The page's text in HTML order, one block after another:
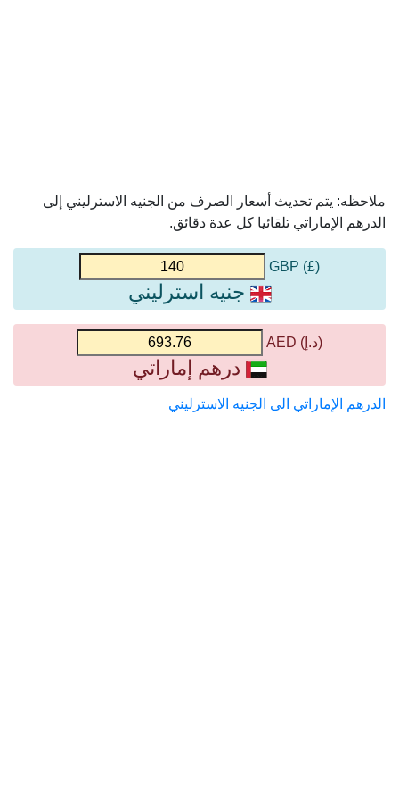
ملاحظه: يتم تحديث أسعار الصرف من الجنيه الاسترليني إلى
الدرهم الإماراتي تلقائيا كل عدة دقائق.
(£) GBP
جنيه استرليني
(د.إ) AED
درهم إماراتي
الدرهم الإماراتي الى الجنيه الاسترليني